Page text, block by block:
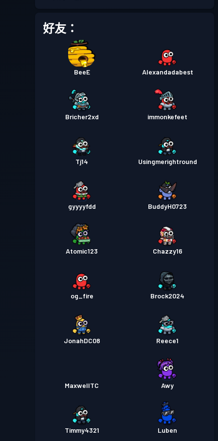
好友：
BeeE Alexandadabest
Bricher2xd immonkefeet
Tj14 Usingmerightround
gyyyyfdd BuddyH0723
Atomic123 Chazzy16
og_fire Brock2024
JonahDC08 Reece1
MaxwellTC Awy
Timmy4321 Luben